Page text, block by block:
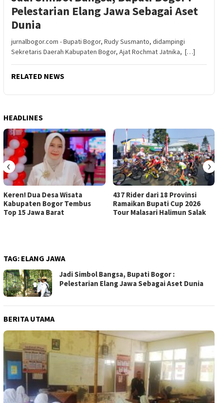
Pelestarian Elang Jawa Sebagai Aset
Dunia
jurnalbogor.com - Bupati Bogor, Rudy Susmanto, didampingi
Sekretaris Daerah Kabupaten Bogor, Ajat Rochmat Jatnika, […]
RELATED NEWS
HEADLINES
Keren! Dua Desa Wisata
Kabupaten Bogor Tembus
Top 15 Jawa Barat
437 Rider dari 18 Provinsi
Ramaikan Bupati Cup 2026
Tour Malasari Halimun Salak
‹ ›
TAG: ELANG JAWA
Jadi Simbol Bangsa, Bupati Bogor :
Pelestarian Elang Jawa Sebagai Aset Dunia
BERITA UTAMA